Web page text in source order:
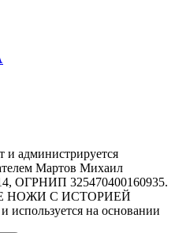
и администрируется
Мартов Михаил
ОГРНИП 325470400160935.
НОЖИ С ИСТОРИЕЙ
используется на основании